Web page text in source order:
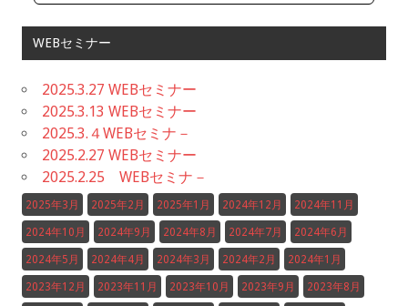
WEBセミナー
2025.3.27 WEBセミナー
2025.3.13 WEBセミナー
2025.3.４WEBセミナ－
2025.2.27 WEBセミナー
2025.2.25 WEBセミナ－
2025年3月 2025年2月 2025年1月 2024年12月 2024年11月
2024年10月 2024年9月 2024年8月 2024年7月 2024年6月
2024年5月 2024年4月 2024年3月 2024年2月 2024年1月
2023年12月 2023年11月 2023年10月 2023年9月 2023年8月